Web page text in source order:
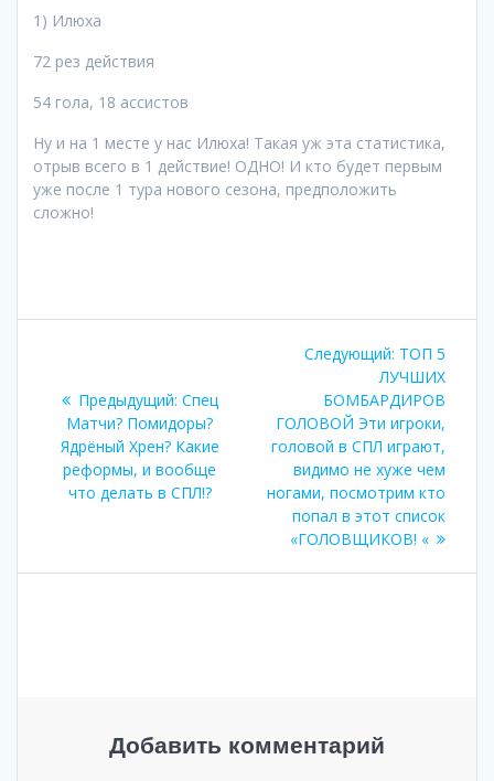
1) Илюха
72 рез действия
54 гола, 18 ассистов
Ну и на 1 месте у нас Илюха! Такая уж эта статистика,
отрыв всего в 1 действие! ОДНО! И кто будет первым
уже после 1 тура нового сезона, предположить
сложно!
по
записям
Предыдущий: Предыдущая
запись:
Спец
Матчи? Помидоры?
Ядрëный Хрен? Какие
реформы, и вообще
что делать в СПЛ!?
Следующий: Следующая
запись:
ТОП 5
ЛУЧШИХ
БОМБАРДИРОВ
ГОЛОВОЙ Эти игроки,
головой в СПЛ играют,
видимо не хуже чем
ногами, посмотрим кто
попал в этот список
«ГОЛОВЩИКОВ! «
Добавить комментарий